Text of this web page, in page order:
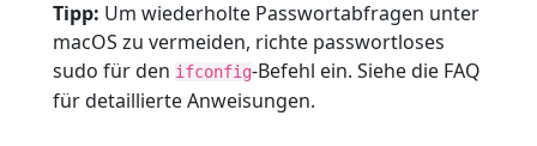
Tipp: Um wiederholte Passwortabfragen unter
macOS zu vermeiden, richte passwortloses
sudo für den ifconfig-Befehl ein. Siehe die FAQ
für detaillierte Anweisungen.